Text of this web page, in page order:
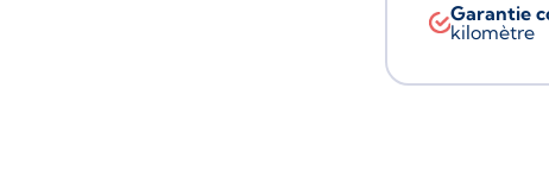
Garantie
kilomètre